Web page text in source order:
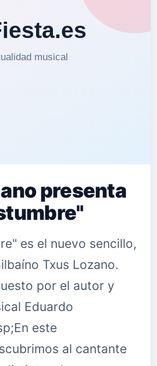
presenta
es el nuevo sencillo,
Txus Lozano.
por el autor y
Eduardo
este
al cantante